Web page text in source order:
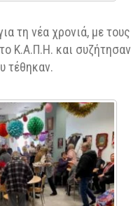
τη νέα χρονιά, με τους
Κ.Α.Π.Η. και συζήτησαν
τέθηκαν.